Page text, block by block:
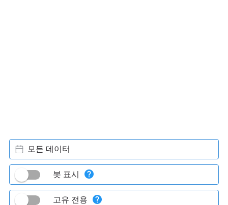
모든 데이터
봇 표시
고유 전용